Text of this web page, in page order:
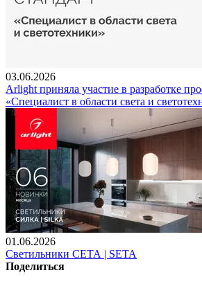
03.06.2026
Arlight приняла участие в разработке
«Специалист в области света и
01.06.2026
Светильники СЕТА | SETA
Поделиться